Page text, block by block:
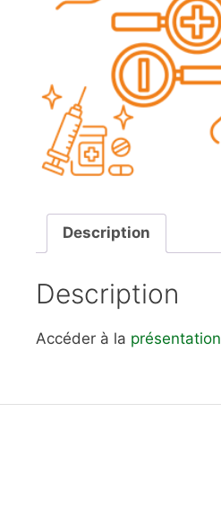
Description
Description
Accéder à la présentation